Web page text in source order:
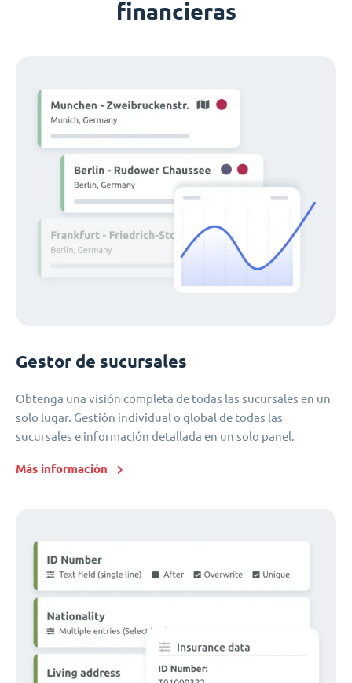
financieras
Gestor de sucursales
Obtenga una visión completa de todas las sucursales en un
solo lugar. Gestión individual o global de todas las
sucursales e información detallada en un solo panel.
Más información